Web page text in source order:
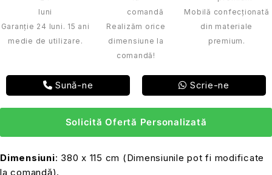
Garanție 24 luni. 15 ani
medie de utilizare.
Realizăm orice
dimensiune la
comandă!
Mobilă confecționată
din materiale
premium.
Sună-ne Scrie-ne
Solicită Ofertă Personalizată
Dimensiuni: 380 x 115 cm (Dimensiunile pot fi modificate
la comandă).